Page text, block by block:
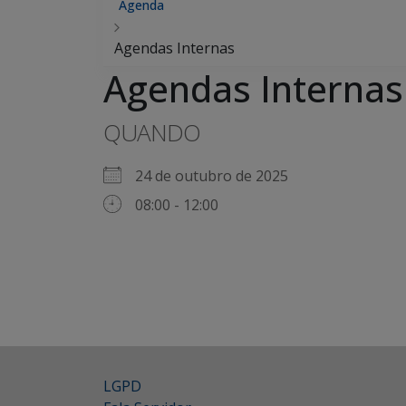
Agenda
Agendas Internas
Agendas Internas
QUANDO
24 de outubro de 2025
08:00 - 12:00
LGPD